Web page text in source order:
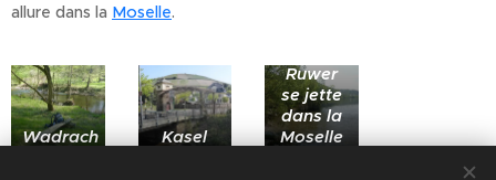
allure dans la Moselle.
Wadrach Kasel
Ruwer
se jette
dans la
Moselle